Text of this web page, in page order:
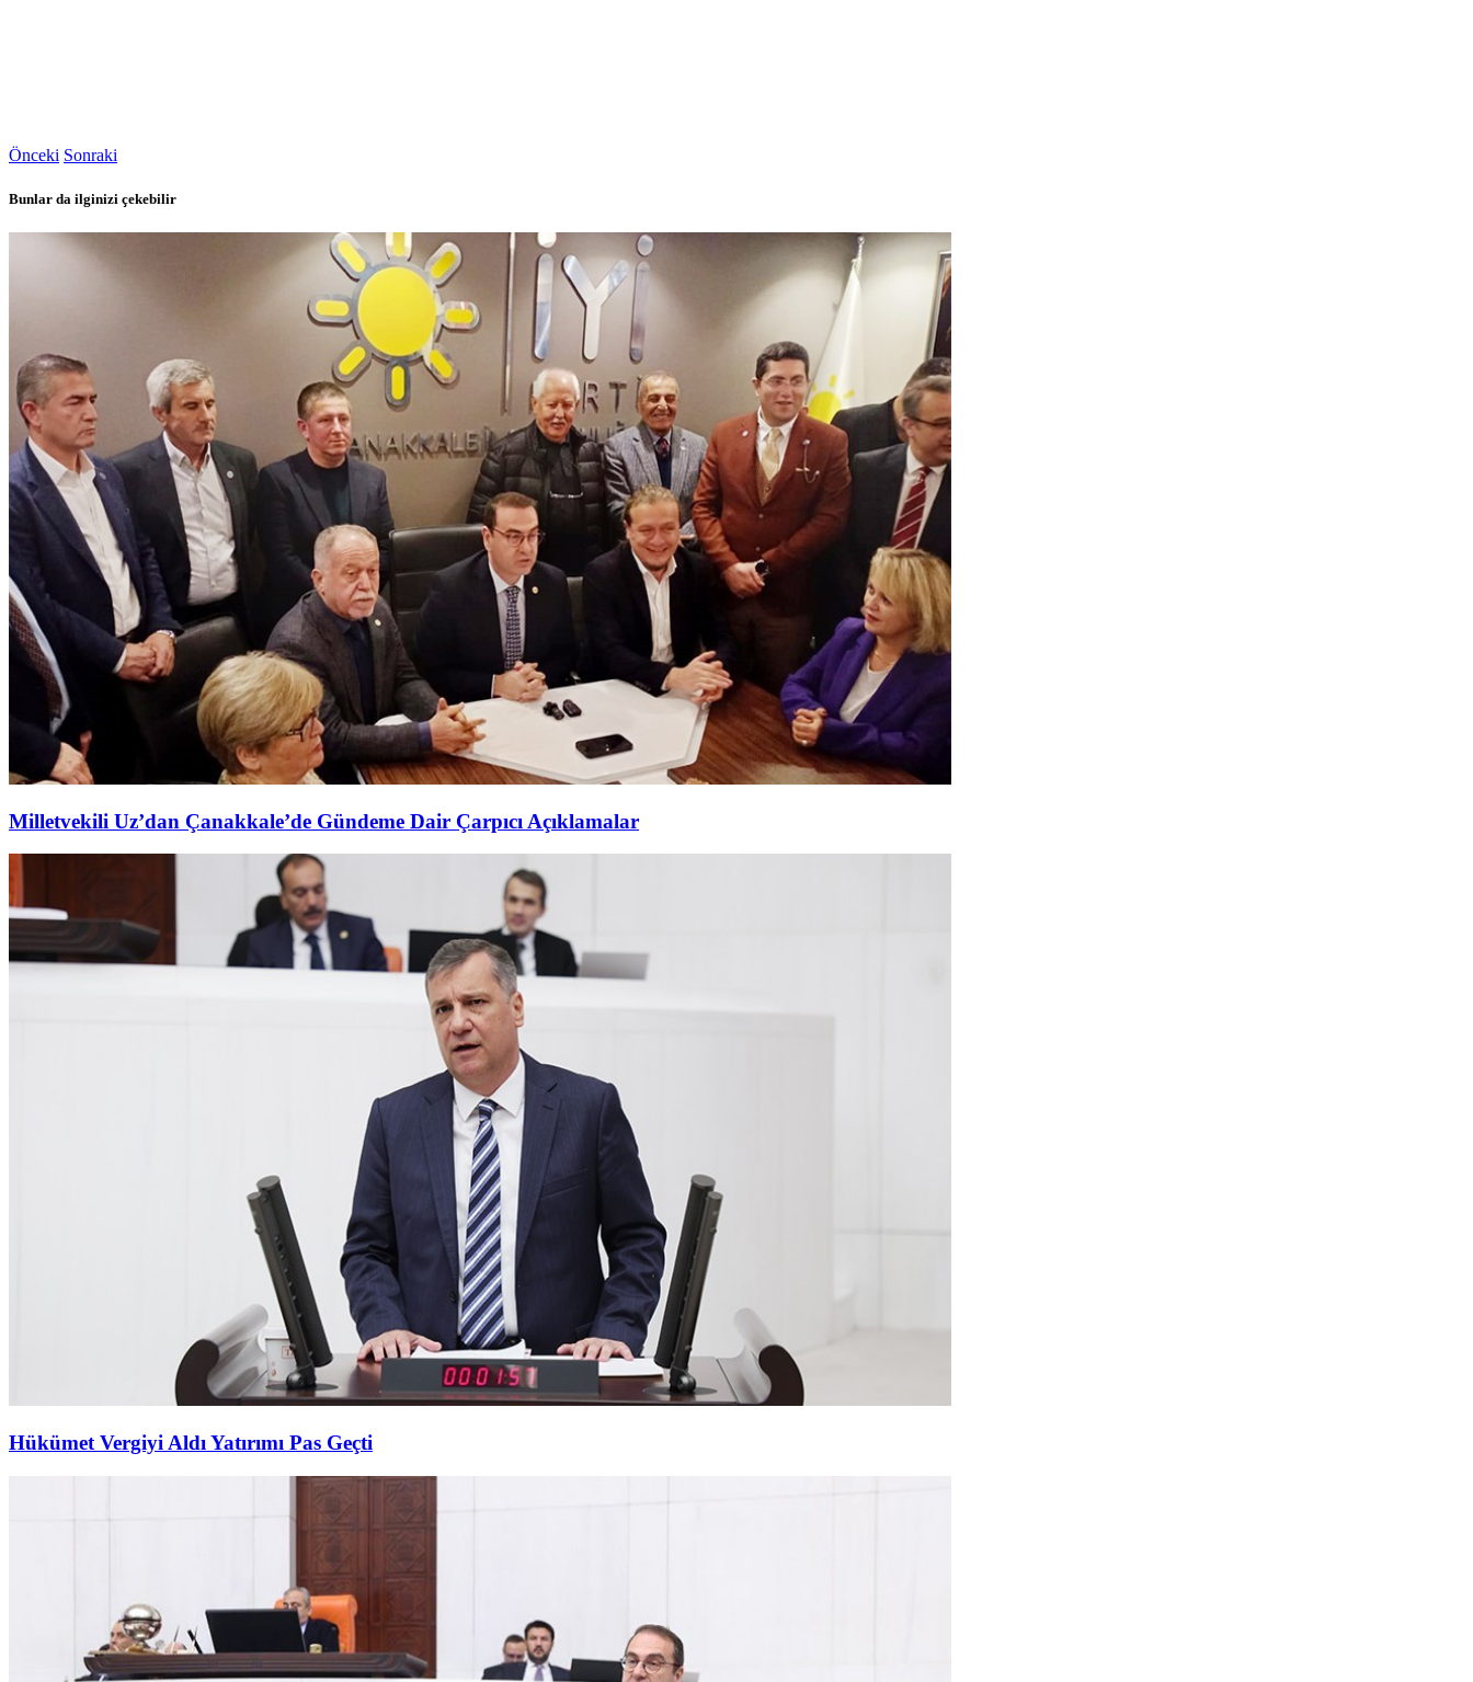
Önceki Sonraki
Bunlar da ilginizi çekebilir
Milletvekili Uz’dan Çanakkale’de Gündeme Dair Çarpıcı Açıklamalar
Hükümet Vergiyi Aldı Yatırımı Pas Geçti